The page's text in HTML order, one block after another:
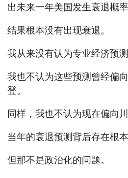
出未来一年美国发生衰退概
结果根本没有出现衰退。
我从来没有认为专业经济预
我也不认为这些预测曾经偏
登。
同样，我也不认为现在偏向
当年的衰退预测背后存在根
但那不是政治化的问题。